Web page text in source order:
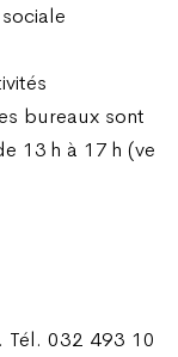
bureaux sont
13 h à 17 h (ve
Tél. 032 493 10